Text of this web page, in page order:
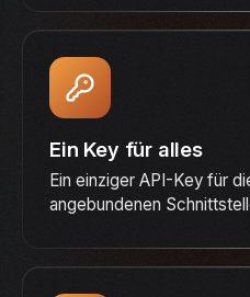
Ein Key für alles
Ein einziger API-Key für
angebundenen